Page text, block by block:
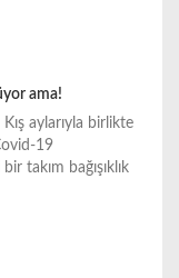
ama!
aylarıyla birlikte
19
takım bağışıklık